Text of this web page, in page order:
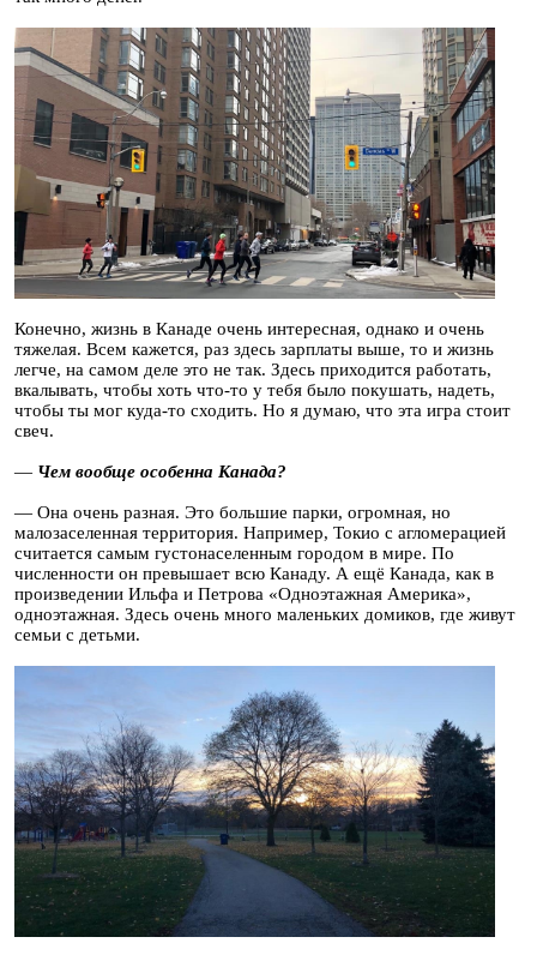
Конечно, жизнь в Канаде очень интересная, однако и очень
тяжелая. Всем кажется, раз здесь зарплаты выше, то и жизнь
легче, на самом деле это не так. Здесь приходится работать,
вкалывать, чтобы хоть что-то у тебя было покушать, надеть,
чтобы ты мог куда-то сходить. Но я думаю, что эта игра стоит
свеч.
— Чем вообще особенна Канада?
— Она очень разная. Это большие парки, огромная, но
малозаселенная территория. Например, Токио с агломерацией
считается самым густонаселенным городом в мире. По
численности он превышает всю Канаду. А ещё Канада, как в
произведении Ильфа и Петрова «Одноэтажная Америка»,
одноэтажная. Здесь очень много маленьких домиков, где живут
семьи с детьми.